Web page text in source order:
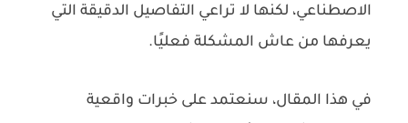
الاصطناعي، لكنها لا تراعي التفاصيل الدقيقة التي
يعرفها من عاش المشكلة فعليًا.
في هذا المقال، سنعتمد على خبرات واقعية